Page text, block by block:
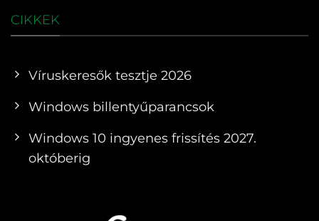
CIKKEK
Víruskeresők tesztje 2026
Windows billentyűparancsok
Windows 10 ingyenes frissítés 2027.
októberig